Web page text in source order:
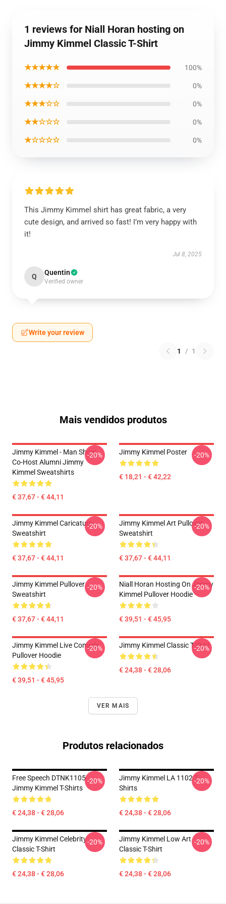
1 reviews for Niall Horan hosting on
Jimmy Kimmel Classic T-Shirt
★★★★★ 100%
★★★★☆ 0%
★★★☆☆ 0%
★★☆☆☆ 0%
★☆☆☆☆ 0%
This Jimmy Kimmel shirt has great fabric, a very
cute design, and arrived so fast! I’m very happy with
it!
Jul 8, 2025
Q Quentin
Verified owner
Write your review
1 / 1
Mais vendidos produtos
Jimmy Kimmel - Man Show
Co-Host Alumni Jimmy
Kimmel Sweatshirts
€ 37,67 - € 44,11
-20% Jimmy Kimmel Poster
€ 18,21 - € 42,22
-20%
Jimmy Kimmel Caricature
Sweatshirt
€ 37,67 - € 44,11
-20%
Jimmy Kimmel Art Pullover
Sweatshirt
€ 37,67 - € 44,11
-20%
Jimmy Kimmel Pullover
Sweatshirt
€ 37,67 - € 44,11
-20%
Niall Horan Hosting On Jimmy
Kimmel Pullover Hoodie
€ 39,51 - € 45,95
-20%
Jimmy Kimmel Live Comedy
Pullover Hoodie
€ 39,51 - € 45,95
-20% Jimmy Kimmel Classic T-Shirt
€ 24,38 - € 28,06
-20%
VER MAIS
Produtos relacionados
Free Speech DTNK1105
Jimmy Kimmel T-Shirts
€ 24,38 - € 28,06
-20%
Jimmy Kimmel LA 1102 T-
Shirts
€ 24,38 - € 28,06
-20%
Jimmy Kimmel Celebrity
Classic T-Shirt
€ 24,38 - € 28,06
-20%
Jimmy Kimmel Low Art
Classic T-Shirt
€ 24,38 - € 28,06
-20%